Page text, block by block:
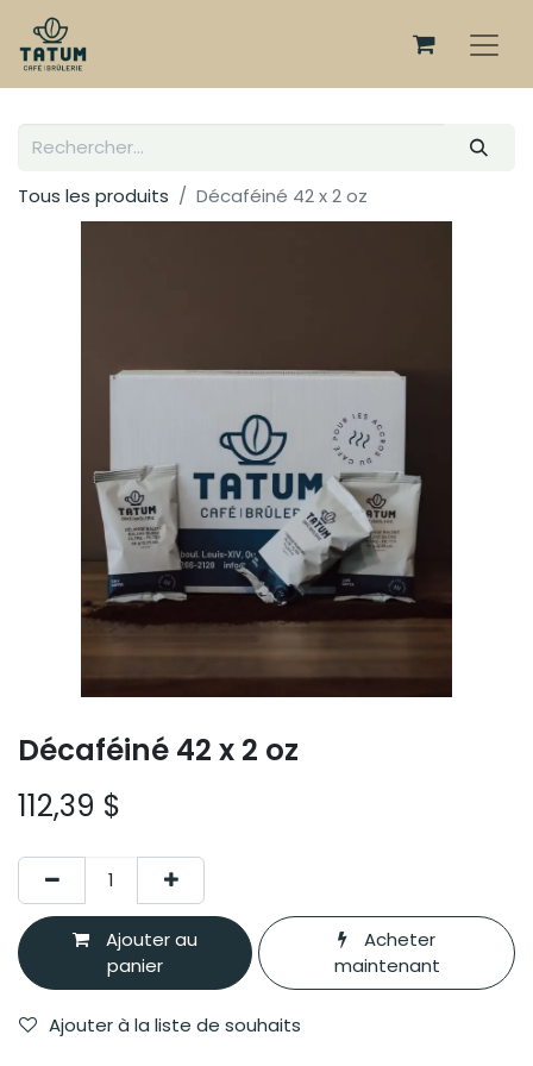
Tous les produits Décaféiné 42 x 2 oz
Décaféiné 42 x 2 oz
112,39 $
Ajouter au
panier
Acheter
maintenant
Ajouter à la liste de souhaits